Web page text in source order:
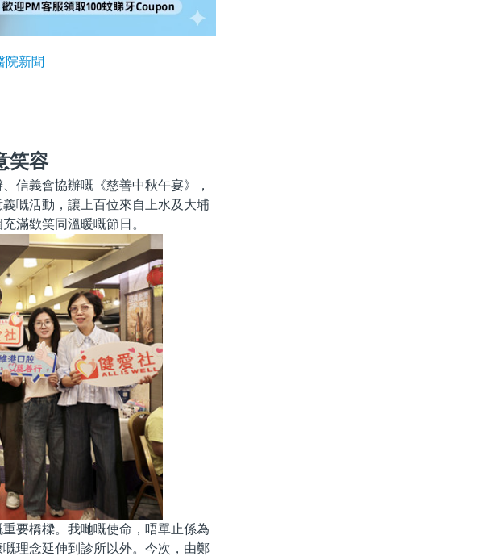
院新聞
笑容
信義會協辦嘅《慈善中秋午宴》，
嘅活動，讓上百位來自上水及大埔
滿歡笑同溫暖嘅節日。
要橋樑。我哋嘅使命，唔單止係為
理念延伸到診所以外。今次，由鄭